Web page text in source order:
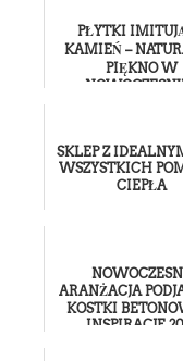
PŁYTKI
KAMIEŃ –
PIĘKNO W
SKLEP Z
WSZYSTKICH
CIEPŁA
ARANŻACJA
KOSTKI
INSPIRACJE